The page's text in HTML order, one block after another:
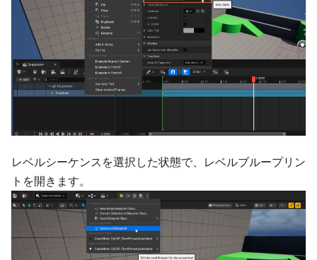
レベルシーケンスを選択した状態で、レベルブループリン
トを開きます。